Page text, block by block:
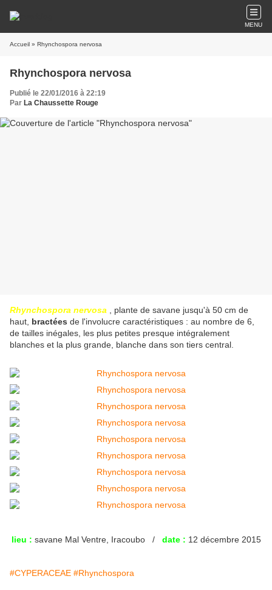
MENU
Accueil » Rhynchospora nervosa
Rhynchospora nervosa
Publié le 22/01/2016 à 22:19
Par La Chaussette Rouge
Rhynchospora nervosa , plante de savane jusqu'à 50 cm de
haut, bractées de l'involucre caractéristiques : au nombre de 6,
de tailles inégales, les plus petites presque intégralement
blanches et la plus grande, blanche dans son tiers central.
lieu : savane Mal Ventre, Iracoubo / date : 12 décembre 2015
#CYPERACEAE #Rhynchospora